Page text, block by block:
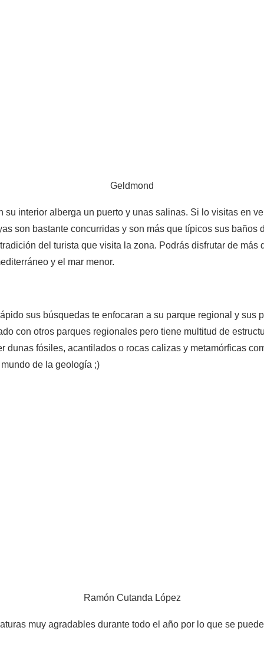
Geldmond
su interior alberga un puerto y unas salinas. Si lo visitas en
son bastante concurridas y son más que típicos sus baños
del turista que visita la zona. Podrás disfrutar de más
y el mar menor.
sus búsquedas te enfocaran a su parque regional y sus
con otros parques regionales pero tiene multitud de
dunas fósiles, acantilados o rocas calizas y metamórficas
de la geología ;)
Ramón Cutanda López
muy agradables durante todo el año por lo que se